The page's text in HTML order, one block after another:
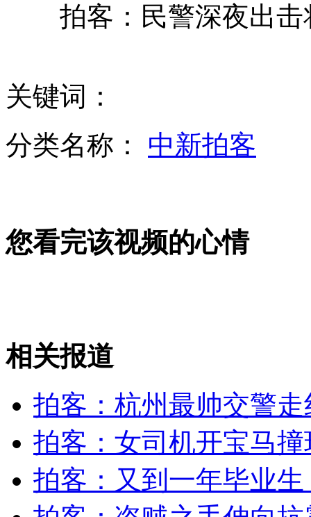
万民悲迎抗震英雄汪策“回家”
印度医院诊室屋顶坍塌 十多人被困
山西运城恶犬咬伤多人 警民合力深夜将其击毙
女孩北京地铁殴打老人 痛下狠手拳打脚踢
拍客：民警深夜出击
关键词：
分类名称： 中新拍客
您看完该视频的心情
相关报道
拍客：杭州最帅交警
拍客：女司机开宝马
拍客：又到一年毕业